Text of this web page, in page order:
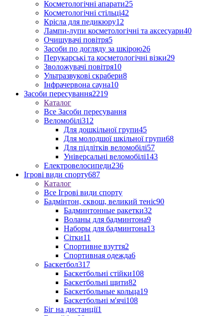
Косметологічні апарати25
Косметологічні стільці42
Крісла для педикюру12
Лампи-лупи косметологічні та аксесуари40
Очищувачі повітря5
Засоби по догляду за шкірою26
Перукарські та косметологічні візки29
Зволожувачі повітря10
Ультразвукові скрабери8
Інфрачервона сауна10
Засоби пересування2219
Каталог
Все Засоби пересування
Веломобілі312
Для дошкільної групи45
Для молодшої шкільної групи68
Для підлітків веломобілі57
Універсальні веломобілі143
Електровелосипеди236
Ігрові види спорту687
Каталог
Все Ігрові види спорту
Бадмінтон, сквош, великий теніс90
Бадминтонные ракетки32
Воланы для бадминтона9
Наборы для бадминтона13
Сітки11
Спортивне взуття2
Спортивная одежда6
Баскетбол317
Баскетбольні стійки108
Баскетбольні щити82
Баскетбольные кольца19
Баскетбольні м'ячі108
Біг на дистанції1